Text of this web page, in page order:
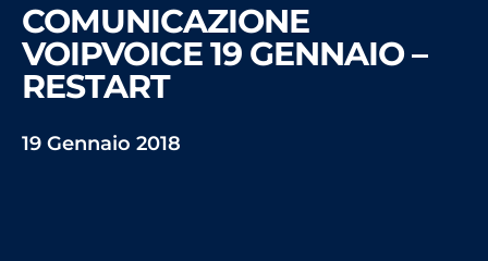
COMUNICAZIONE
VOIPVOICE 19 GENNAIO –
RESTART
19 Gennaio 2018